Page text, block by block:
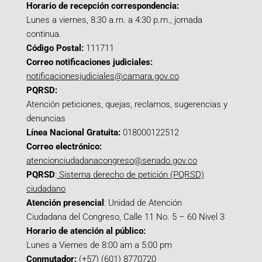
Horario de recepción correspondencia:
Lunes a viernes, 8:30 a.m. a 4:30 p.m., jornada
continua.
Código Postal: 111711
Correo notificaciones judiciales:
notificacionesjudiciales@camara.gov.co
PQRSD:
Atención peticiones, quejas, reclamos, sugerencias y
denuncias
Línea Nacional Gratuita: 018000122512
Correo electrónico:
atencionciudadanacongreso@senado.gov.co
PQRSD: Sistema derecho de petición (PQRSD)
ciudadano
Atención presencial : Unidad de Atención
Ciudadana del Congreso, Calle 11 No. 5 – 60 Nivel 3
Horario de atención al público:
Lunes a Viernes de 8:00 am a 5:00 pm
Conmutador: (+57) (601) 8770720